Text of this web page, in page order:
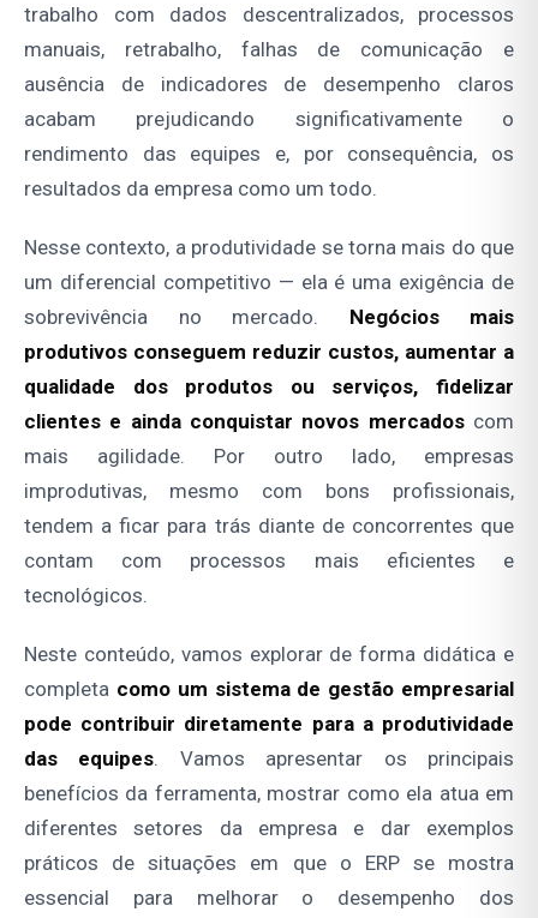
trabalho com dados descentralizados, processos
manuais, retrabalho, falhas de comunicação e
ausência de indicadores de desempenho claros
acabam prejudicando significativamente o
rendimento das equipes e, por consequência, os
resultados da empresa como um todo.
Nesse contexto, a produtividade se torna mais do que
um diferencial competitivo — ela é uma exigência de
sobrevivência no mercado. Negócios mais
produtivos conseguem reduzir custos, aumentar a
qualidade dos produtos ou serviços, fidelizar
clientes e ainda conquistar novos mercadoscom
mais agilidade. Por outro lado, empresas
improdutivas, mesmo com bons profissionais,
tendem a ficar para trás diante de concorrentes que
contam com processos mais eficientes e
tecnológicos.
Neste conteúdo, vamos explorar de forma didática e
completa como um sistema de gestão empresarial
pode contribuir diretamente para a produtividade
das equipes. Vamos apresentar os principais
benefícios da ferramenta, mostrar como ela atua em
diferentes setores da empresa e dar exemplos
práticos de situações em que o ERP se mostra
essencial para melhorar o desempenho dos